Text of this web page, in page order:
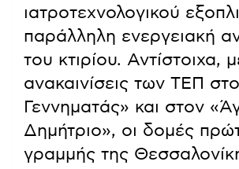
ιατροτεχνολογικού
παράλληλη ενεργειακή
του κτιρίου. Αντίστοιχα,
ανακαινίσεις των ΤΕΠ
Γεννηματάς» και στον
Δημήτριο», οι δομές
γραμμής της